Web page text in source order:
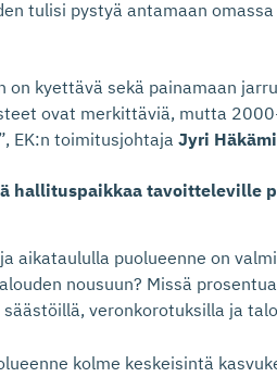
tulisi pystyä antamaan
on kyettävä sekä painamaan
ovat merkittäviä, mutta
EK:n toimitusjohtaja Jyri
hallituspaikkaa tavoitteleville
aikataululla puolueenne on
nousuun? Missä
veronkorotuksilla ja
kolme keskeisintä